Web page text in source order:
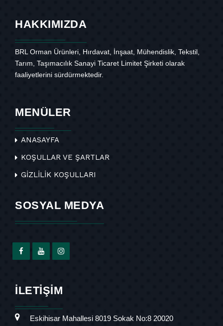
HAKKIMIZDA
BRL Orman Ürünleri, Hırdavat, İnşaat, Mühendislik, Tekstil,
Tarım, Taşımacılık Sanayi Ticaret Limitet Şirketi olarak
faaliyetlerini sürdürmektedir.
MENÜLER
ANASAYFA
KOŞULLAR VE ŞARTLAR
GİZLİLİK KOŞULLARI
SOSYAL MEDYA
İLETİŞİM
Eskihisar Mahallesi 8019 Sokak No:8 20020